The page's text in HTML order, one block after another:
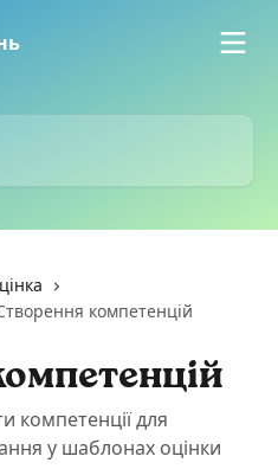
компетенцій
компетенції для
у шаблонах оцінки